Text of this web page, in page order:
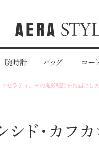
腕時計 バッグ コート
セラティ。その撮影秘話をお届けしま
シド・カフ